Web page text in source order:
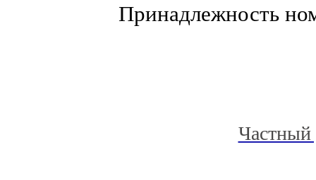
Принадлежность
Частный